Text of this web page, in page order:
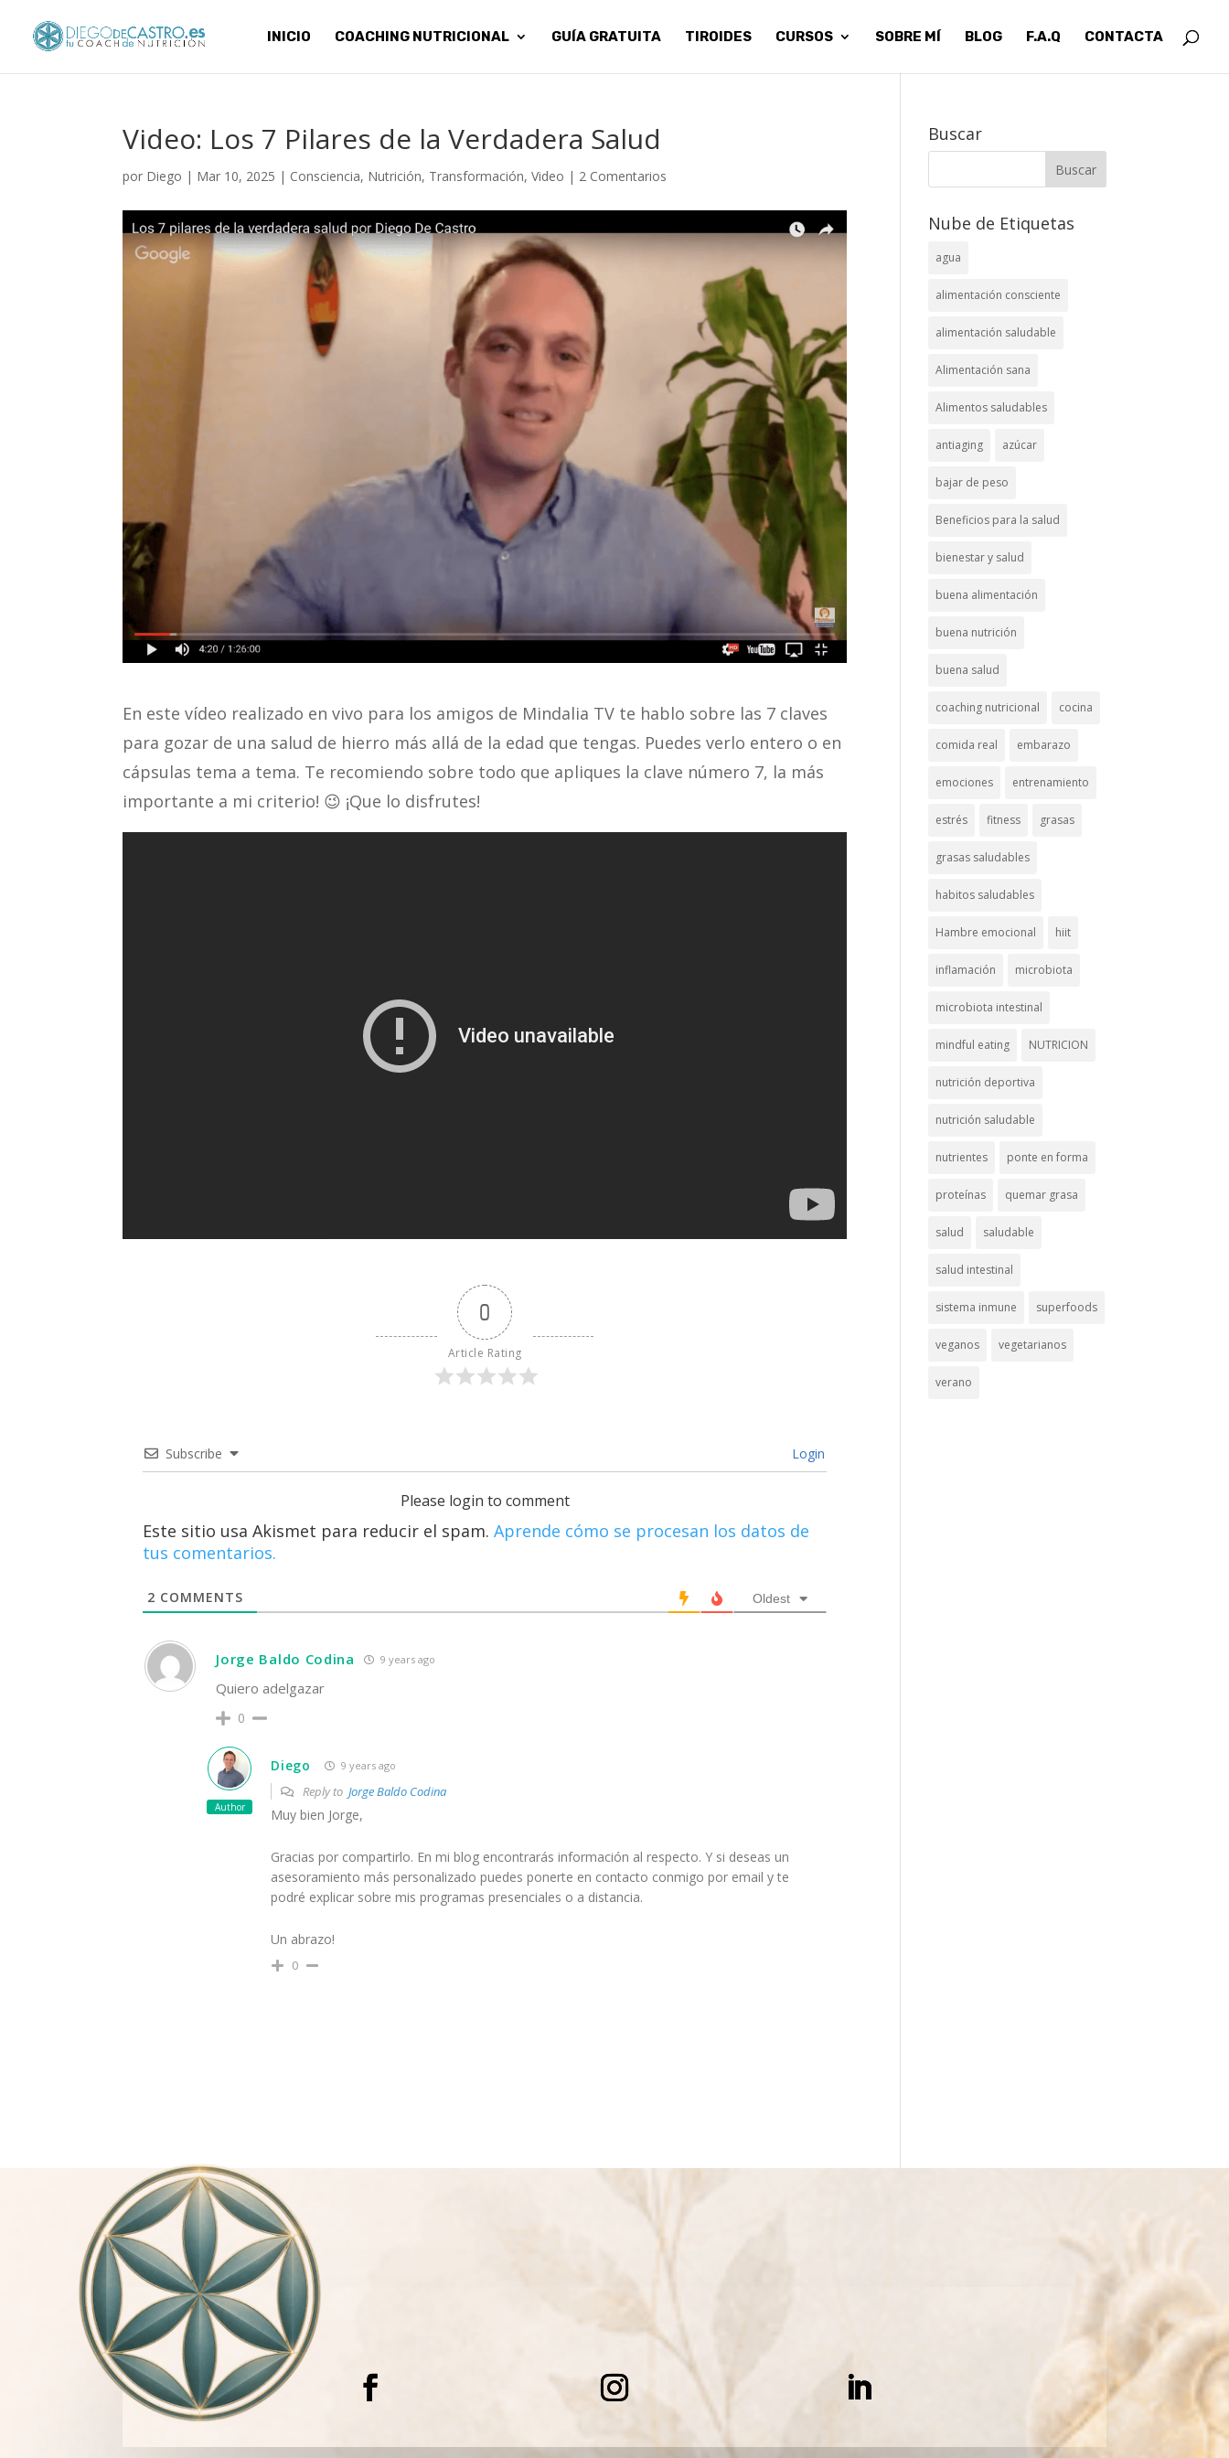
INICIO COACHING NUTRICIONAL GUÍA GRATUITA TIROIDES CURSOS SOBRE MÍ BLOG F.A.Q CONTACTA
Video: Los 7 Pilares de la Verdadera Salud
por Diego | Mar 10, 2025 | Consciencia, Nutrición, Transformación,Video | 2 Comentarios
En este vídeo realizado en vivo para los amigos de Mindalia TV te hablo sobre las 7 claves
para gozar de una salud de hierro más allá de la edad que tengas. Puedes verlo entero o en
cápsulas tema a tema. Te recomiendo sobre todo que apliques la clave número 7, la más
importante a mi criterio! 😉 ¡Que lo disfrutes!
0
Article Rating
Subscribe Login
Please login to comment
Este sitio usa Akismet para reducir el spam.Aprende cómo se procesan los datos de
tus comentarios.
2 COMMENTS Oldest
Jorge Baldo Codina 9 years ago
Quiero adelgazar
0
Author
Diego 9 years ago
Reply toJorge Baldo Codina
Muy bien Jorge,
Gracias por compartirlo. En mi blog encontrarás información al respecto. Y si deseas un
asesoramiento más personalizado puedes ponerte en contacto conmigo por email y te
podré explicar sobre mis programas presenciales o a distancia.
Un abrazo!
0
Buscar
Nube de Etiquetas
agua
alimentación consciente
alimentación saludable
Alimentación sana
Alimentos saludables
antiaging azúcar
bajar de peso
Beneficios para la salud
bienestar y salud
buena alimentación
buena nutrición
buena salud
coaching nutricional cocina
comida real embarazo
emociones entrenamiento
estrés fitness grasas
grasas saludables
habitos saludables
Hambre emocional hiit
inflamación microbiota
microbiota intestinal
mindful eating NUTRICION
nutrición deportiva
nutrición saludable
nutrientes ponte en forma
proteínas quemar grasa
salud saludable
salud intestinal
sistema inmune superfoods
veganos vegetarianos
verano